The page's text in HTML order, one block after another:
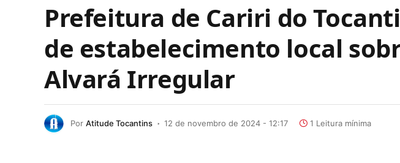
Prefeitura de Cariri do
de estabelecimento local
Alvará Irregular
Por Atitude Tocantins 12 de novembro de 2024 - 12:17 1 Leitura mínima